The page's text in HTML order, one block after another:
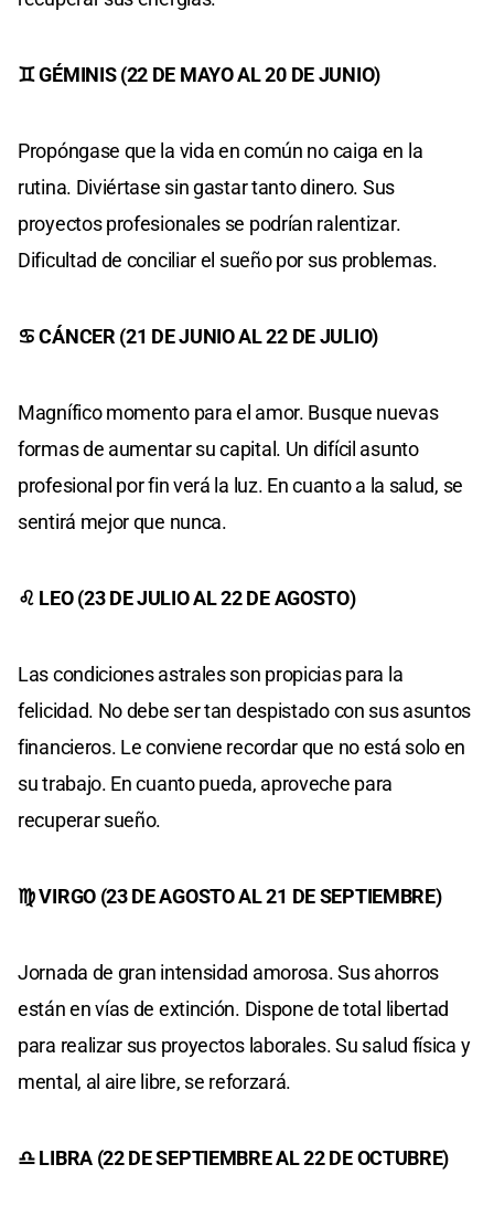
♊ GÉMINIS (22 DE MAYO AL 20 DE JUNIO)
Propóngase que la vida en común no caiga en la
rutina. Diviértase sin gastar tanto dinero. Sus
proyectos profesionales se podrían ralentizar.
Dificultad de conciliar el sueño por sus problemas.
♋ CÁNCER (21 DE JUNIO AL 22 DE JULIO)
Magnífico momento para el amor. Busque nuevas
formas de aumentar su capital. Un difícil asunto
profesional por fin verá la luz. En cuanto a la salud, se
sentirá mejor que nunca.
♌ LEO (23 DE JULIO AL 22 DE AGOSTO)
Las condiciones astrales son propicias para la
felicidad. No debe ser tan despistado con sus asuntos
financieros. Le conviene recordar que no está solo en
su trabajo. En cuanto pueda, aproveche para
recuperar sueño.
♍ VIRGO (23 DE AGOSTO AL 21 DE SEPTIEMBRE)
Jornada de gran intensidad amorosa. Sus ahorros
están en vías de extinción. Dispone de total libertad
para realizar sus proyectos laborales. Su salud física y
mental, al aire libre, se reforzará.
♎ LIBRA (22 DE SEPTIEMBRE AL 22 DE OCTUBRE)